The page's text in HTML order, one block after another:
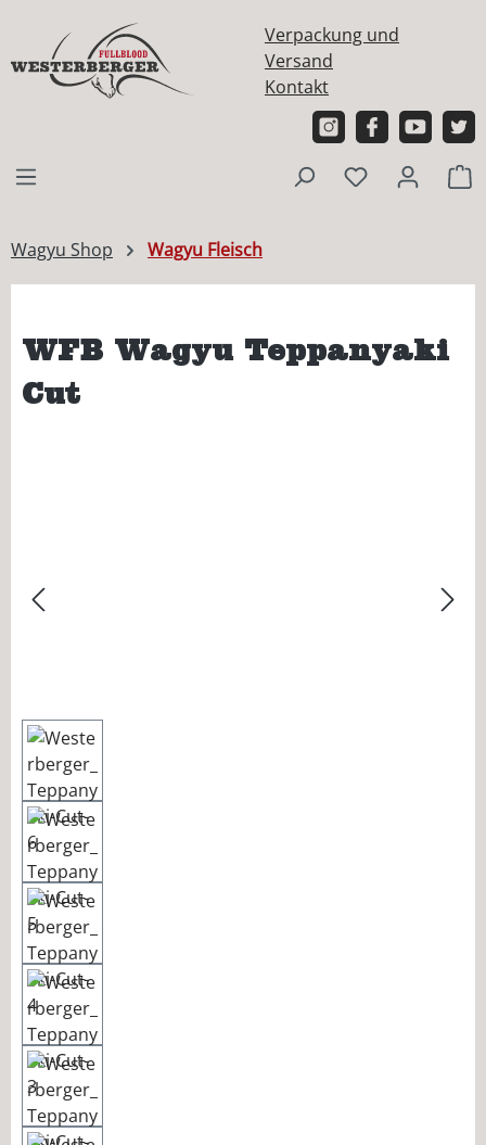
Verpackung und
Versand
Kontakt
Wagyu Shop Wagyu Fleisch
WFB Wagyu Teppanyaki
Cut